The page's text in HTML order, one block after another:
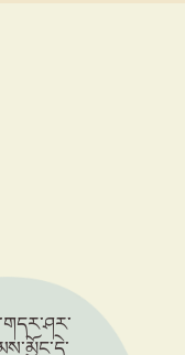
— སཾསྐྲྀཏའི་རྩ་བ་དང་